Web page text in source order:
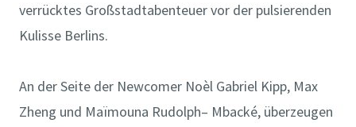
verrücktes Großstadtabenteuer vor der pulsierenden
Kulisse Berlins.
An der Seite der Newcomer Noèl Gabriel Kipp, Max
Zheng und Maïmouna Rudolph– Mbacké, überzeugen